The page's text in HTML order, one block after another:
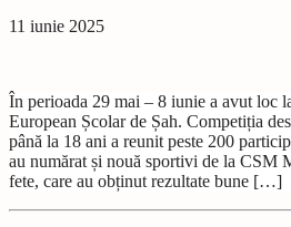
11 iunie 2025
În perioada 29 mai – 8 iunie a avut loc
European Școlar de Șah. Competiția
până la 18 ani a reunit peste 200
au numărat și nouă sportivi de la CSM
fete, care au obținut rezultate bune […]